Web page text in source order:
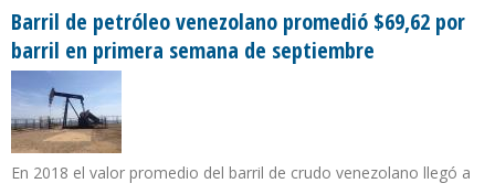
Barril de petróleo venezolano promedió $69,62 por
barril en primera semana de septiembre
En 2018 el valor promedio del barril de crudo venezolano llegó a